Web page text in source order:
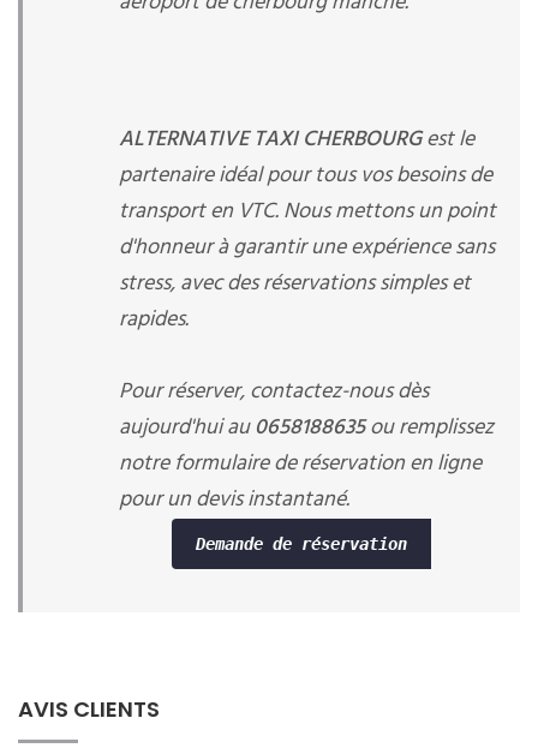
ALTERNATIVE TAXI CHERBOURGest le
partenaire idéal pour tous vos besoins de
transport en VTC. Nous mettons un point
d'honneur à garantir une expérience sans
stress, avec des réservations simples et
rapides.
Pour réserver, contactez-nous dès
aujourd'hui au0658188635ou remplissez
notre formulaire de réservation en ligne
pour un devis instantané.
Demande de réservation
AVIS CLIENTS